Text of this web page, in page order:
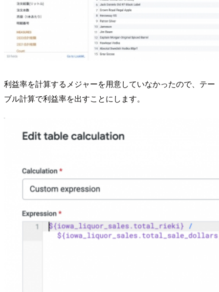
利益率を計算するメジャーを用意していなかったので、テー
ブル計算で利益率を出すことにします。